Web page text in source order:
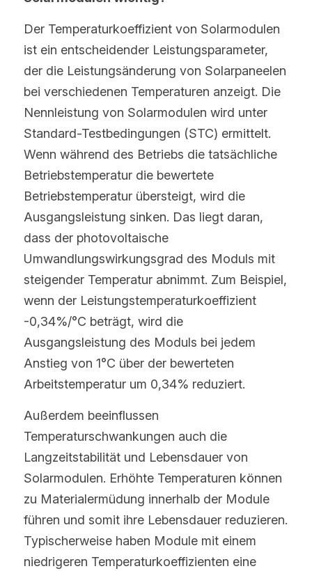
Der Temperaturkoeffizient von Solarmodulen
ist ein entscheidender Leistungsparameter,
der die Leistungsänderung von Solarpaneelen
bei verschiedenen Temperaturen anzeigt. Die
Nennleistung von Solarmodulen wird unter
Standard-Testbedingungen (STC) ermittelt.
Wenn während des Betriebs die tatsächliche
Betriebstemperatur die bewertete
Betriebstemperatur übersteigt, wird die
Ausgangsleistung sinken. Das liegt daran,
dass der photovoltaische
Umwandlungswirkungsgrad des Moduls mit
steigender Temperatur abnimmt. Zum Beispiel,
wenn der Leistungstemperaturkoeffizient
-0,34%/°C beträgt, wird die
Ausgangsleistung des Moduls bei jedem
Anstieg von 1°C über der bewerteten
Arbeitstemperatur um 0,34% reduziert.
Außerdem beeinflussen
Temperaturschwankungen auch die
Langzeitstabilität und Lebensdauer von
Solarmodulen. Erhöhte Temperaturen können
zu Materialermüdung innerhalb der Module
führen und somit ihre Lebensdauer reduzieren.
Typischerweise haben Module mit einem
niedrigeren Temperaturkoeffizienten eine